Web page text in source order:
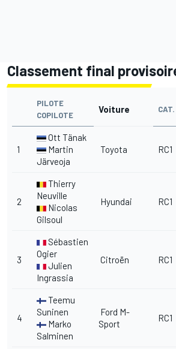
Classement final
PILOTE
COPILOTE
Voiture CAT.
1
Ott Tänak
Martin
Järveoja
Toyota RC1
2
Thierry
Neuville
Nicolas
Gilsoul
Hyundai RC1
3
Sébastien
Ogier
Julien
Ingrassia
Citroën RC1
4
Teemu
Suninen
Marko
Salminen
Ford M-
Sport
RC1